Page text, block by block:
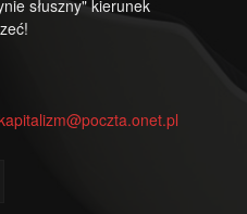
słuszny" kierunek